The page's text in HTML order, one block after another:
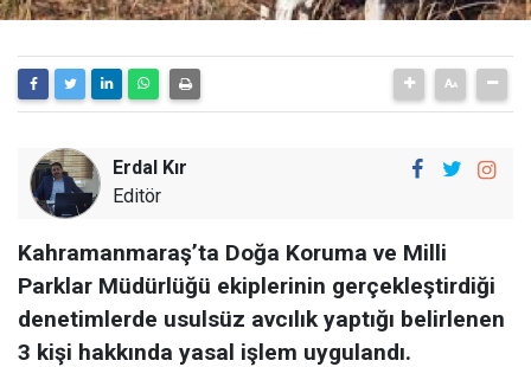
Erdal Kır
Editör
Kahramanmaraş’ta Doğa Koruma ve Milli
Parklar Müdürlüğü ekiplerinin gerçekleştirdiği
denetimlerde usulsüz avcılık yaptığı belirlenen
3 kişi hakkında yasal işlem uygulandı.